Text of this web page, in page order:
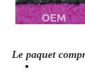
Le paquet